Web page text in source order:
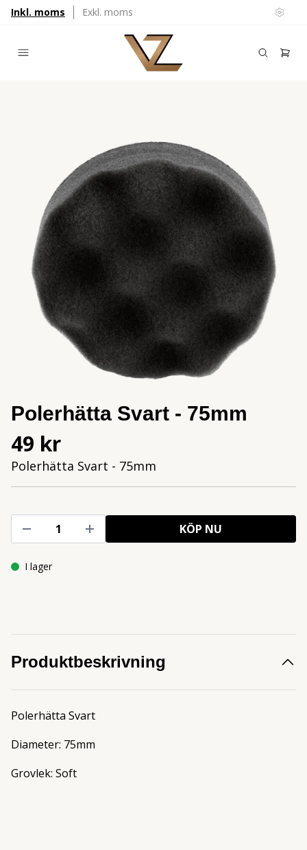
Inkl. moms Exkl. moms
Polerhätta Svart - 75mm
49 kr
Polerhätta Svart - 75mm
KÖP NU
I lager
Produktbeskrivning
Polerhätta Svart
Diameter: 75mm
Grovlek: Soft